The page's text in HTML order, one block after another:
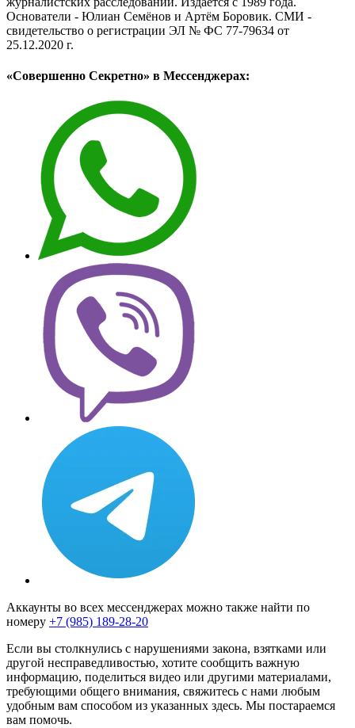
Основатели - Юлиан Семёнов и Артём Боровик. CМИ -
свидетельство о регистрации ЭЛ № ФС 77-79634 от
25.12.2020 г.
«Совершенно Секретно» в Мессенджерах:
Аккаунты во всех мессенджерах можно также найти по
номеру +7 (985) 189-28-20
Если вы столкнулись с нарушениями закона, взятками или
другой несправедливостью, хотите сообщить важную
информацию, поделиться видео или другими материалами,
требующими общего внимания, свяжитесь с нами любым
удобным вам способом из указанных здесь. Мы постараемся
вам помочь.